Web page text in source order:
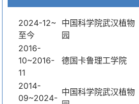
2024-12~
至今
中国科学院武汉植物
园
2016-
10~2016-
11
德国卡鲁理工学院
2014-
09~2024-
中国科学院武汉植物